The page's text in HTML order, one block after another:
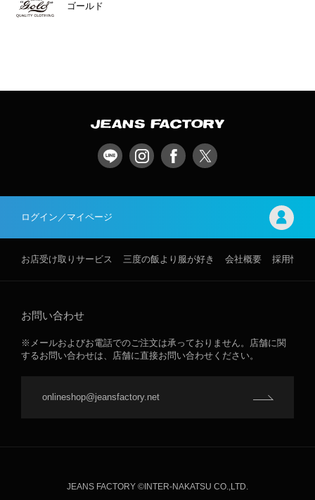
ゴールド
ログイン／マイページ
お店受け取りサービス 三度の飯より服が好き 会社概要 採用情報
お問い合わせ
※メールおよびお電話でのご注文は承っておりません。店舗に関
するお問い合わせは、店舗に直接お問い合わせください。
onlineshop@jeansfactory.net
JEANS FACTORY ©INTER-NAKATSU CO.,LTD.